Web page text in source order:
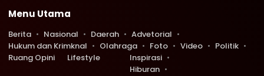
Menu Utama
Berita Nasional Daerah
Advetorial
Hukum dan Krimknal
Olahraga Foto Video
Politik
Ruang Opini
Lifestyle
Inspirasi
Hiburan